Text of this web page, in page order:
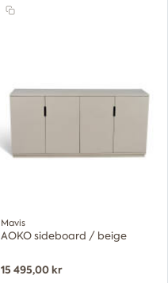
Mavis
AOKO sideboard / beige
15 495,00 kr